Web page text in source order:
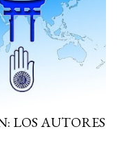
LOS AUTORES